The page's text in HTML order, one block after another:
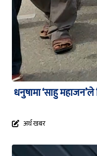
धनुषामा ‘साहु
अर्थ खबर